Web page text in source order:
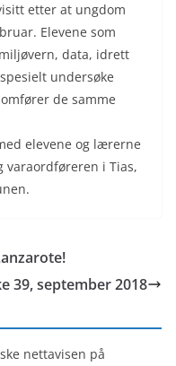
etter at ungdom
Elevene som
data, idrett
undersøke
de samme
elevene og lærerne
varaordføreren i Tias,
39, september 2018
nettavisen på